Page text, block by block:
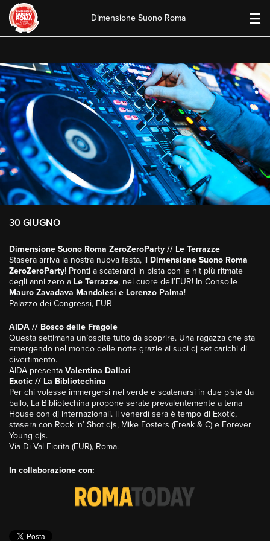
content
Dimensione Suono Roma
30 GIUGNO
Dimensione Suono Roma ZeroZeroParty // Le Terrazze
Stasera arriva la nostra nuova festa, il Dimensione Suono Roma
ZeroZeroParty! Pronti a scaterarci in pista con le hit più ritmate
degli anni zero a Le Terrazze, nel cuore dell’EUR! In Consolle
Mauro Zavadava Mandolesi e Lorenzo Palma!
Palazzo dei Congressi, EUR
AIDA // Bosco delle Fragole
Questa settimana un’ospite tutto da scoprire. Una ragazza che sta
emergendo nel mondo delle notte grazie ai suoi dj set carichi di
divertimento.
AIDA presenta Valentina Dallari
Exotic // La Bibliotechina
Per chi volesse immergersi nel verde e scatenarsi in due piste da
ballo, La Bibliotechina propone serate prevalentemente a tema
House con dj internazionali. Il venerdì sera è tempo di Exotic,
stasera con Rock ‘n’ Shot djs, Mike Fosters (Freak & C) e Forever
Young djs.
Via Di Val Fiorita (EUR), Roma.
In collaborazione con: